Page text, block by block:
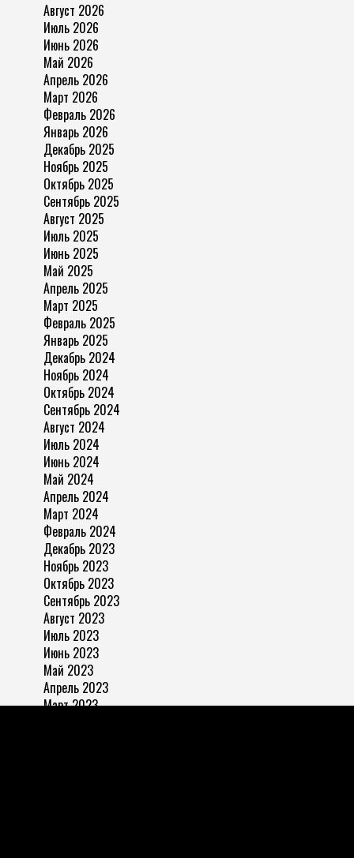
Август 2026
Июль 2026
Июнь 2026
Май 2026
Апрель 2026
Март 2026
Февраль 2026
Январь 2026
Декабрь 2025
Ноябрь 2025
Октябрь 2025
Сентябрь 2025
Август 2025
Июль 2025
Июнь 2025
Май 2025
Апрель 2025
Март 2025
Февраль 2025
Январь 2025
Декабрь 2024
Ноябрь 2024
Октябрь 2024
Сентябрь 2024
Август 2024
Июль 2024
Июнь 2024
Май 2024
Апрель 2024
Март 2024
Февраль 2024
Декабрь 2023
Ноябрь 2023
Октябрь 2023
Сентябрь 2023
Август 2023
Июль 2023
Июнь 2023
Май 2023
Апрель 2023
Март 2023